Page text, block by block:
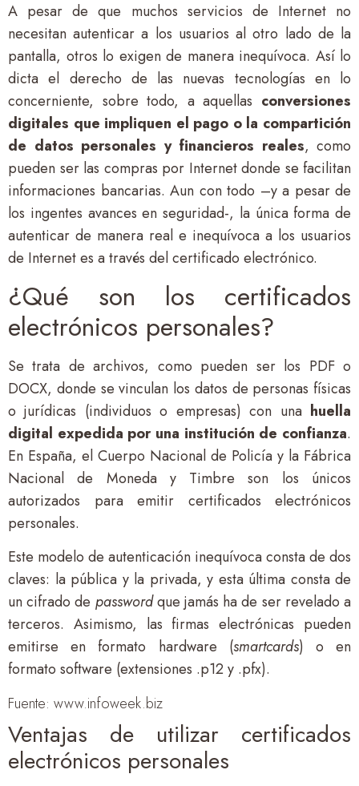
A pesar de que muchos servicios de Internet no
necesitan autenticar a los usuarios al otro lado de la
pantalla, otros lo exigen de manera inequívoca. Así lo
dicta el derecho de las nuevas tecnologías en lo
concerniente, sobre todo, a aquellas conversiones
digitales que impliquen el pago o la compartición
de datos personales y financieros reales, como
pueden ser las compras por Internet donde se facilitan
informaciones bancarias. Aun con todo –y a pesar de
los ingentes avances en seguridad-, la única forma de
autenticar de manera real e inequívoca a los usuarios
de Internet es a través del certificado electrónico.
¿Qué son los certificados
electrónicos personales?
Se trata de archivos, como pueden ser los PDF o
DOCX, donde se vinculan los datos de personas físicas
o jurídicas (individuos o empresas) con una huella
digital expedida por una institución de confianza.
En España, el Cuerpo Nacional de Policía y la Fábrica
Nacional de Moneda y Timbre son los únicos
autorizados para emitir certificados electrónicos
personales.
Este modelo de autenticación inequívoca consta de dos
claves: la pública y la privada, y esta última consta de
un cifrado de passwordque jamás ha de ser revelado a
terceros. Asimismo, las firmas electrónicas pueden
emitirse en formato hardware (smartcards) o en
formato software (extensiones .p12 y .pfx).
Fuente: www.infoweek.biz
Ventajas de utilizar certificados
electrónicos personales